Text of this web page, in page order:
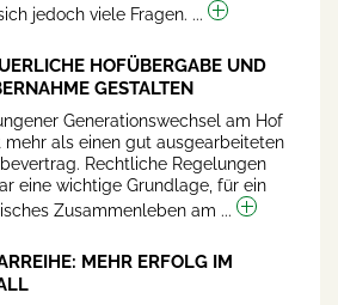
jedoch viele Fragen. ...
HOFÜBERGABE UND
GESTALTEN
Generationswechsel am Hof
mehr als einen gut ausgearbeiteten
Rechtliche Regelungen
eine wichtige Grundlage, für ein
Zusammenleben am ...
MEHR ERFOLG IM